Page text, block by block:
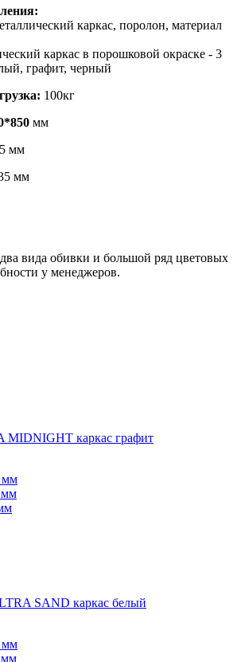
каркас, поролон, материал
каркас в порошковой окраске - 3
графит, черный
100кг
мм
мм
мм
вида обивки и большой ряд цветовых
у менеджеров.
MIDNIGHT каркас графит
мм
мм
SAND каркас белый
мм
мм